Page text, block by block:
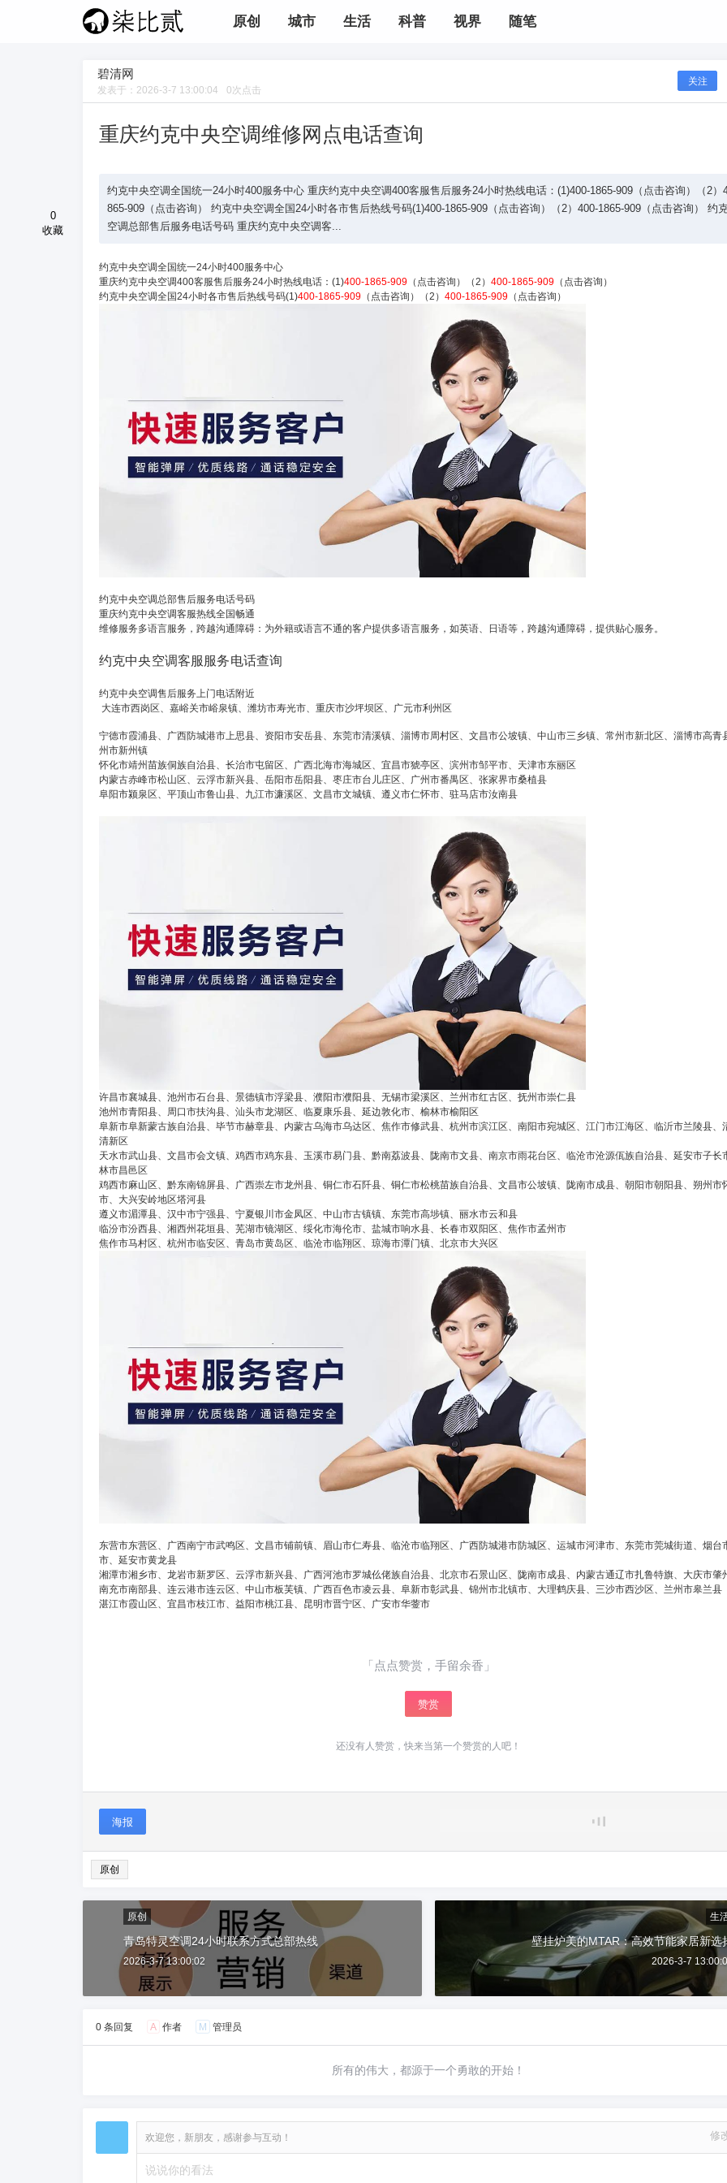
原创 城市 生活 科普 视界 随笔
碧清网
发表于： 2026-3-7 13:00:04 0次点击
关注
重庆约克中央空调维修网点电话查询
约克中央空调全国统一24小时400服务中心 重庆约克中央空调400客服售后服务24小时热线电话：(1)400-1865-909（点击咨询）（2）
865-909（点击咨询） 约克中央空调全国24小时各市售后热线号码(1)400-1865-909（点击咨询）（2）400-1865-909（点击咨询） 约
空调总部售后服务电话号码 重庆约克中央空调客...
约克中央空调全国统一24小时400服务中心
重庆约克中央空调400客服售后服务24小时热线电话：(1)400-1865-909 （点击咨询）（2） 400-1865-909 （点击咨询）
约克中央空调全国24小时各市售后热线号码(1)400-1865-909 （点击咨询）（2） 400-1865-909 （点击咨询）
约克中央空调总部售后服务电话号码
重庆约克中央空调客服热线全国畅通
维修服务多语言服务，跨越沟通障碍：为外籍或语言不通的客户提供多语言服务，如英语、日语等，跨越沟通障碍，提供贴心服务。
约克中央空调客服服务电话查询
约克中央空调售后服务上门电话附近
大连市西岗区、嘉峪关市峪泉镇、潍坊市寿光市、重庆市沙坪坝区、广元市利州区
宁德市霞浦县、广西防城港市上思县、资阳市安岳县、东莞市清溪镇、淄博市周村区、文昌市公坡镇、中山市三乡镇、常州市新北区、淄博市高青
州市新州镇
怀化市靖州苗族侗族自治县、长治市屯留区、广西北海市海城区、宜昌市猇亭区、滨州市邹平市、天津市东丽区
内蒙古赤峰市松山区、云浮市新兴县、岳阳市岳阳县、枣庄市台儿庄区、广州市番禺区、张家界市桑植县
阜阳市颍泉区、平顶山市鲁山县、九江市濂溪区、文昌市文城镇、遵义市仁怀市、驻马店市汝南县
许昌市襄城县、池州市石台县、景德镇市浮梁县、濮阳市濮阳县、无锡市梁溪区、兰州市红古区、抚州市崇仁县
池州市青阳县、周口市扶沟县、汕头市龙湖区、临夏康乐县、延边敦化市、榆林市榆阳区
阜新市阜新蒙古族自治县、毕节市赫章县、内蒙古乌海市乌达区、焦作市修武县、杭州市滨江区、南阳市宛城区、江门市江海区、临沂市兰陵县、
清新区
天水市武山县、文昌市会文镇、鸡西市鸡东县、玉溪市易门县、黔南荔波县、陇南市文县、南京市雨花台区、临沧市沧源佤族自治县、延安市子长
林市昌邑区
鸡西市麻山区、黔东南锦屏县、广西崇左市龙州县、铜仁市石阡县、铜仁市松桃苗族自治县、文昌市公坡镇、陇南市成县、朝阳市朝阳县、朔州市
市、大兴安岭地区塔河县
遵义市湄潭县、汉中市宁强县、宁夏银川市金凤区、中山市古镇镇、东莞市高埗镇、丽水市云和县
临汾市汾西县、湘西州花垣县、芜湖市镜湖区、绥化市海伦市、盐城市响水县、长春市双阳区、焦作市孟州市
焦作市马村区、杭州市临安区、青岛市黄岛区、临沧市临翔区、琼海市潭门镇、北京市大兴区
东营市东营区、广西南宁市武鸣区、文昌市铺前镇、眉山市仁寿县、临沧市临翔区、广西防城港市防城区、运城市河津市、东莞市莞城街道、烟台
市、延安市黄龙县
湘潭市湘乡市、龙岩市新罗区、云浮市新兴县、广西河池市罗城仫佬族自治县、北京市石景山区、陇南市成县、内蒙古通辽市扎鲁特旗、大庆市肇
南充市南部县、连云港市连云区、中山市板芙镇、广西百色市凌云县、阜新市彰武县、锦州市北镇市、大理鹤庆县、三沙市西沙区、兰州市皋兰县
湛江市霞山区、宜昌市枝江市、益阳市桃江县、昆明市晋宁区、广安市华蓥市
0
收藏
「点点赞赏，手留余香」
赞赏
还没有人赞赏，快来当第一个赞赏的人吧！
海报
原创
碧清网 @ 碧清网
重庆约克中央空调维修网点电
话查询
约克中央空调全国统一24小时400服务中心 重庆
约克中央空调400客服售后服务24小时热线电
话：(1)400-1865-909（点击咨询）（2）400-186
5-909（点击咨询） 约克中央空调全国24小时各
市售后热线号码(1)400-1865-909（点击咨询）
（2）400-1865-909（点击咨询） 约克中央空调
总部售后服务电话号码 重庆约克中央空调客...
扫描二维码继续阅读
false
20 元 50 元 自定义
立刻支付
¥
原创
青岛特灵空调24小时联系方式总部热线
2026-3-7 13:00:02
生
壁挂炉美的MTAR：高效节能家居新选
2026-3-7
0 条回复 A 作者 M 管理员
所有的伟大，都源于一个勇敢的开始！
欢迎您，新朋友，感谢参与互动！ 修
您没有权限发布内容，请购买会员或者提升权
忘记密码？找回